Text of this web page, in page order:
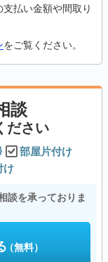
払い金額や間取り
をご覧ください。
談
ださい
部屋片付け
け
談を承っておりま
（無料）